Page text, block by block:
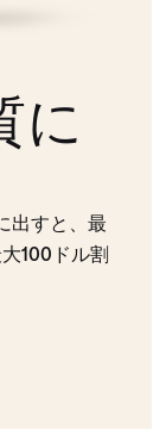
に
出すと、最
100ドル割